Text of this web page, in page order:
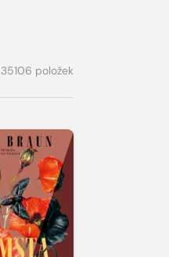
35106 položek